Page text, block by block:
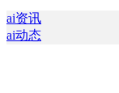
ai资讯
ai动态